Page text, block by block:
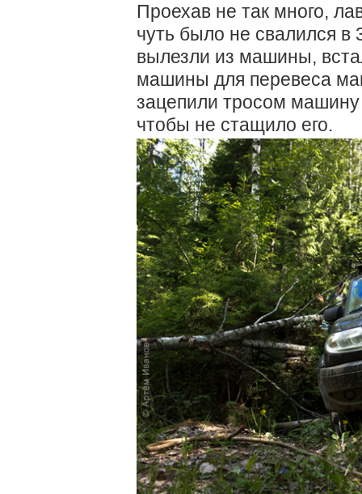
Проехав не так много,
чуть было не свалился
вылезли из машины,
машины для перевеса
зацепили тросом машину
чтобы не стащило его.